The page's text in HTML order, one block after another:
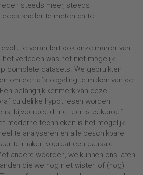
steeds meer, steeds
sneller te meten en te
verandert ook onze manier van
het verleden was het niet mogelijk
complete datasets. We gebruikten
om een afspiegeling te maken van de
belangrijk kenmerk van deze
duidelijke hypothesen worden
bijvoorbeeld met een steekproef,
moderne technieken is het mogelijk
te analyseren en alle beschikbare
te maken voordat een causale
andere woorden, we kunnen ons laten
die we nog niet wisten of (nog)